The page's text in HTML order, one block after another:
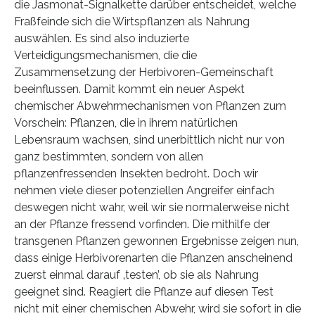
die Jasmonat-Signalkette darüber entscheidet, welche
Fraßfeinde sich die Wirtspflanzen als Nahrung
auswählen. Es sind also induzierte
Verteidigungsmechanismen, die die
Zusammensetzung der Herbivoren-Gemeinschaft
beeinflussen. Damit kommt ein neuer Aspekt
chemischer Abwehrmechanismen von Pflanzen zum
Vorschein: Pflanzen, die in ihrem natürlichen
Lebensraum wachsen, sind unerbittlich nicht nur von
ganz bestimmten, sondern von allen
pflanzenfressenden Insekten bedroht. Doch wir
nehmen viele dieser potenziellen Angreifer einfach
deswegen nicht wahr, weil wir sie normalerweise nicht
an der Pflanze fressend vorfinden. Die mithilfe der
transgenen Pflanzen gewonnen Ergebnisse zeigen nun,
dass einige Herbivorenarten die Pflanzen anscheinend
zuerst einmal darauf ‚testen’, ob sie als Nahrung
geeignet sind. Reagiert die Pflanze auf diesen Test
nicht mit einer chemischen Abwehr, wird sie sofort in die